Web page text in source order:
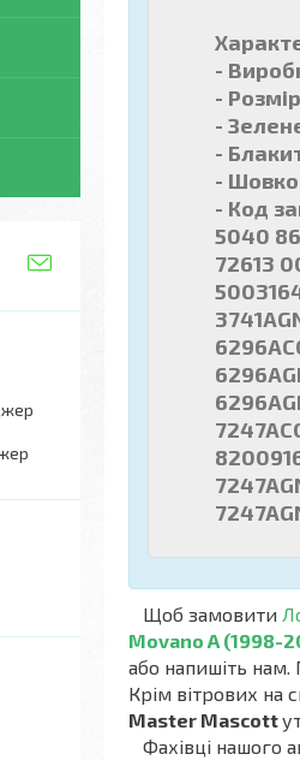
-
-
-
-
-
- Код
5040 86
72613
Щоб замовити
Movano A (1998-
або напишіть нам.
Крім вітрових на
Master Mascott
Фахівці нашого